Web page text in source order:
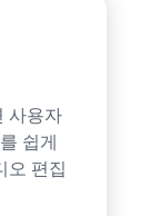
사용자
쉽게
오 편집